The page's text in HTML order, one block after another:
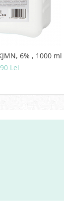
6% , 1000 ml
Lei